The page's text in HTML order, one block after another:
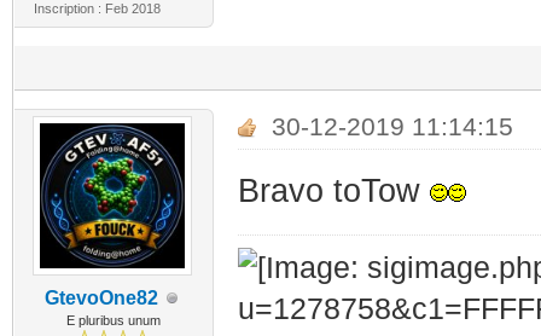
Inscription : Feb 2018
GtevoOne82
E pluribus unum
30-12-2019 11:14:15
Bravo toTow